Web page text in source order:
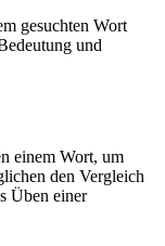
gesuchten Wort
und
einem Wort, um
den Vergleich
Üben einer